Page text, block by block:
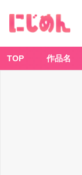
TOP 作品名